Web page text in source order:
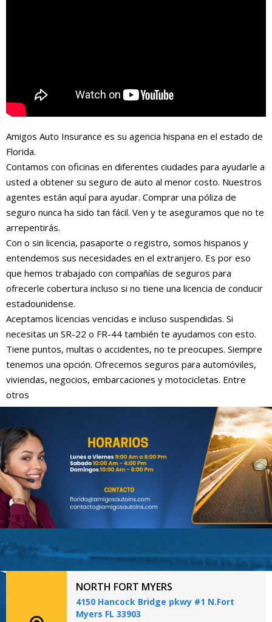
Amigos Auto Insurance es su agencia hispana en el estado de
Florida.
Contamos con oficinas en diferentes ciudades para ayudarle a
usted a obtener su seguro de auto al menor costo. Nuestros
agentes están aquí para ayudar. Comprar una póliza de
seguro nunca ha sido tan fácil. Ven y te aseguramos que no te
arrepentirás.
Con o sin licencia, pasaporte o registro, somos hispanos y
entendemos sus necesidades en el extranjero. Es por eso
que hemos trabajado con compañías de seguros para
ofrecerle cobertura incluso si no tiene una licencia de conducir
estadounidense.
Aceptamos licencias vencidas e incluso suspendidas. Si
necesitas un SR-22 o FR-44 también te ayudamos con esto.
Tiene puntos, multas o accidentes, no te preocupes. Siempre
tenemos una opción. Ofrecemos seguros para automóviles,
viviendas, negocios, embarcaciones y motocicletas. Entre
otros
NORTH FORT MYERS
4150 Hancock Bridge pkwy #1 N.Fort
Myers FL 33903